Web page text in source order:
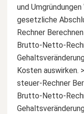
und
gesetzliche
Rechner
Brutto-Netto-
Kosten auswirken.
steuer-Rechner
Brutto-Netto-